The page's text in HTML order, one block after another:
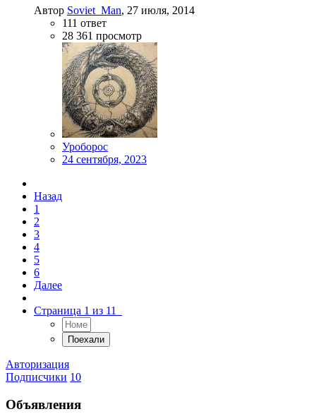
Автор Soviet_Man, 27 июля, 2014
111 ответ
28 361 просмотр
Уроборос
24 сентября, 2023
Назад
1
2
3
4
5
6
Далее
Страница 1 из 11
Авторизация
Подписчики 10
Объявления